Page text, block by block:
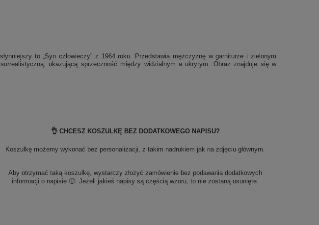
to „Syn człowieczy” z 1964 roku. Przedstawia mężczyznę w garniturze i zielonym
ukazującą sprzeczność między widzialnym a ukrytym. Obraz znajduje się w
👌 CHCESZ KOSZULKĘ BEZ DODATKOWEGO NAPISU?
Koszulkę możemy wykonać bez personalizacji, z takim nadrukiem jak na zdjęciu głównym.
Aby otrzymać taką koszulkę, wystarczy złożyć zamówienie bez podawania dodatkowych
informacji o napisie 🙂. Jeżeli jakieś napisy są częścią wzoru, to nie zostaną usunięte.